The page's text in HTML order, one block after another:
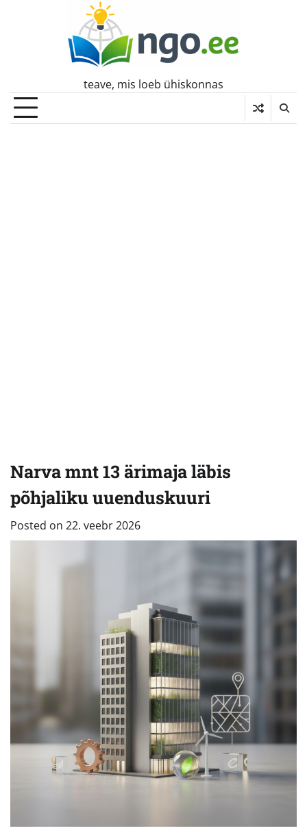
teave, mis loeb ühiskonnas
Narva mnt 13 ärimaja läbis
põhjaliku uuenduskuuri
Posted on 22. veebr 2026